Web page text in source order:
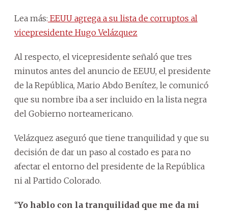
Lea más: EEUU agrega a su lista de corruptos al
vicepresidente Hugo Velázquez
Al respecto, el vicepresidente señaló que tres
minutos antes del anuncio de EEUU, el presidente
de la República, Mario Abdo Benítez, le comunicó
que su nombre iba a ser incluido en la lista negra
del Gobierno norteamericano.
Velázquez aseguró que tiene tranquilidad y que su
decisión de dar un paso al costado es para no
afectar el entorno del presidente de la República
ni al Partido Colorado.
“Yo hablo con la tranquilidad que me da mi